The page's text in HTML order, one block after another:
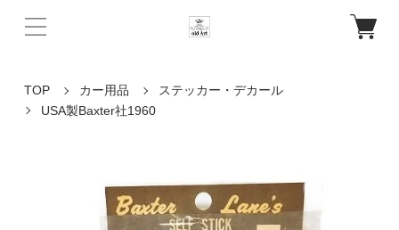
TOP カー用品
ステッカー・デカール
USA製Baxter社1960